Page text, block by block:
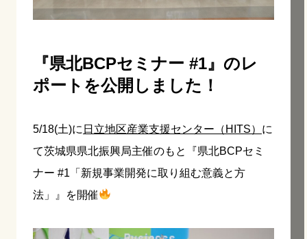
『県北BCPセミナー #1』のレ
ポートを公開しました！
5/18(土)に 日立地区産業支援センター（HITS） に
て茨城県県北振興局主催のもと『県北BCPセミ
ナー #1「新規事業開発に取り組む意義と方
法」』を開催